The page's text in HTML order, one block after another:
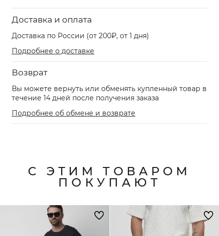
Доставка и оплата
Доставка по России (от 200₽, от 1 дня)
Подробнее о доставке
Возврат
Вы можете вернуть или обменять купленный товар в
течение 14 дней после получения заказа
Подробнее об обмене и возврате
С ЭТИМ ТОВАРОМ
ПОКУПАЮТ